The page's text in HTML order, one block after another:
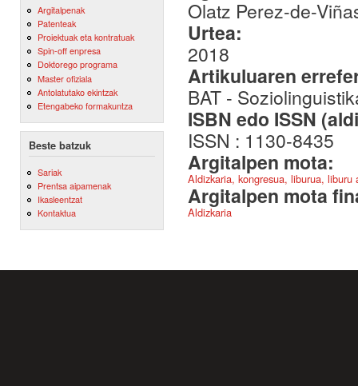
Argitalpenak
Patenteak
Proiektuak eta kontratuak
Spin-off enpresa
Doktorego programa
Master ofiziala
Antolatutako ekintzak
Etengabeko formakuntza
Beste batzuk
Sariak
Prentsa aipamenak
Ikasleentzat
Kontaktua
Olatz Perez-de-
Urtea:
2018
Artikuluaren
BAT -
ISBN edo ISSN
ISSN : 1130-8435
Argitalpen mota:
Aldizkaria, kongresua, liburua,
Argitalpen mota
Aldizkaria